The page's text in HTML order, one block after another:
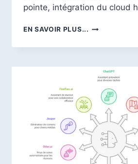
pointe, intégration du cloud
EN SAVOIR PLUS... DÉCOUVRIR
INNOVATIONS
TENDANCES
DES
EN
2026